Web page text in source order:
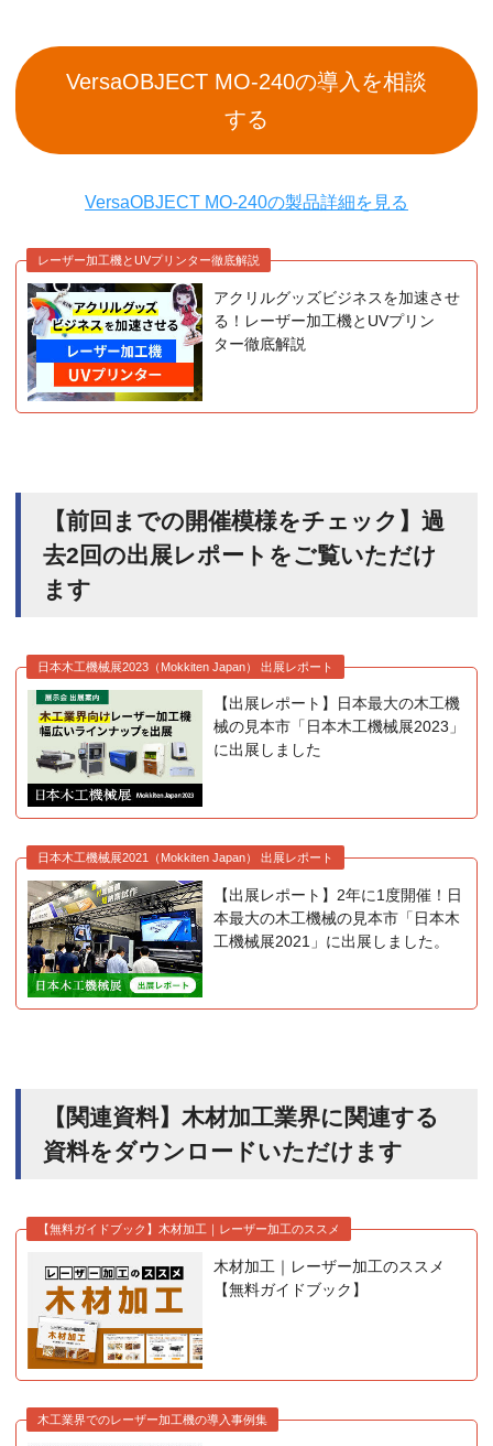
VersaOBJECT MO-240の導入を相談
する
VersaOBJECT MO-240の製品詳細を見る
レーザー加工機とUVプリンター徹底解説
アクリルグッズビジネスを加速させ
る！レーザー加工機とUVプリン
ター徹底解説
【前回までの開催模様をチェック】過
去2回の出展レポートをご覧いただけ
ます
日本木工機械展2023（Mokkiten Japan） 出展レポート
【出展レポート】日本最大の木工機
械の見本市「日本木工機械展2023」
に出展しました
日本木工機械展2021（Mokkiten Japan） 出展レポート
【出展レポート】2年に1度開催！日
本最大の木工機械の見本市「日本木
工機械展2021」に出展しました。
【関連資料】木材加工業界に関連する
資料をダウンロードいただけます
【無料ガイドブック】木材加工｜レーザー加工のススメ
木材加工｜レーザー加工のススメ
【無料ガイドブック】
木工業界でのレーザー加工機の導入事例集